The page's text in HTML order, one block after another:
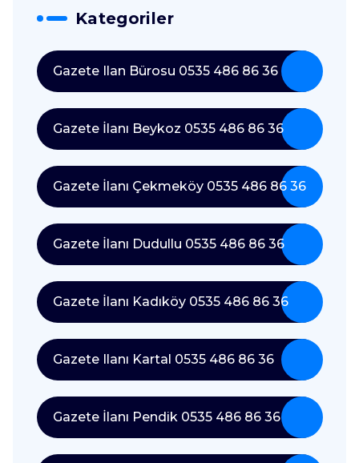
Kategoriler
Gazete Ilan Bürosu 0535 486 86 36
Gazete İlanı Beykoz 0535 486 86 36
Gazete İlanı Çekmeköy 0535 486 86 36
Gazete İlanı Dudullu 0535 486 86 36
Gazete İlanı Kadıköy 0535 486 86 36
Gazete Ilanı Kartal 0535 486 86 36
Gazete İlanı Pendik 0535 486 86 36